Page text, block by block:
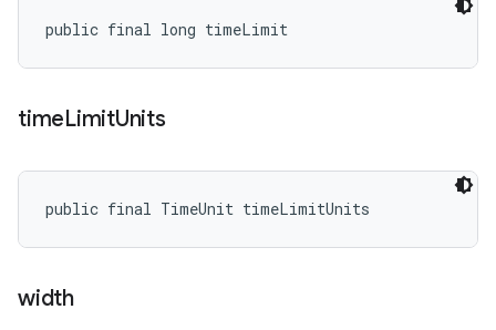
public final long timeLimit
timeLimitUnits
public final TimeUnit timeLimitUnits
width